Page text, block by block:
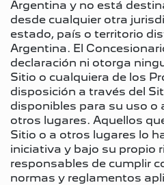
Argentina y no está
desde cualquier otra
estado, país o territorio
Argentina. El
declaración ni otorga
Sitio o cualquiera de los
disposición a través del
disponibles para su uso o
otros lugares. Aquellos
Sitio o a otros lugares lo
iniciativa y bajo su propio
responsables de cumplir
normas y reglamentos